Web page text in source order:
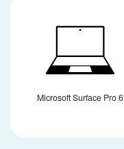
Microsoft Surface Pro 6